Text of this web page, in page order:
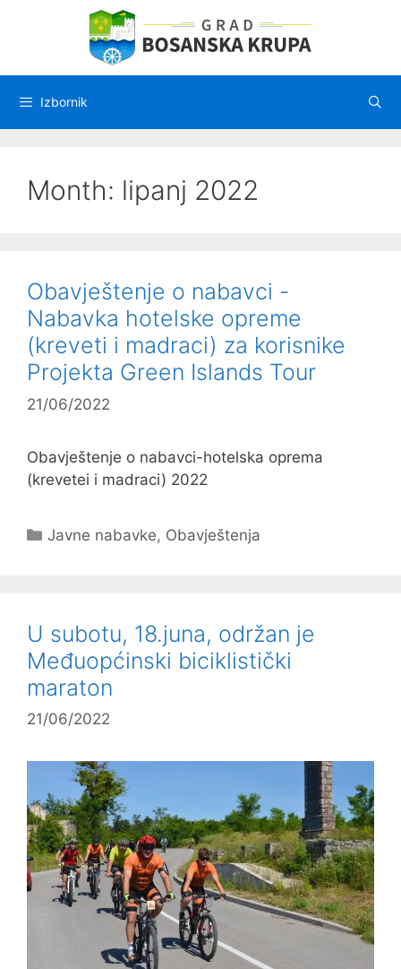
Izbornik
Month: lipanj 2022
Obavještenje o nabavci -
Nabavka hotelske opreme
(kreveti i madraci) za korisnike
Projekta Green Islands Tour
21/06/2022
Obavještenje o nabavci-hotelska oprema
(krevetei i madraci) 2022
Kategorije
Javne nabavke, Obavještenja
U subotu, 18.juna, održan je
Međuopćinski biciklistički
maraton
21/06/2022